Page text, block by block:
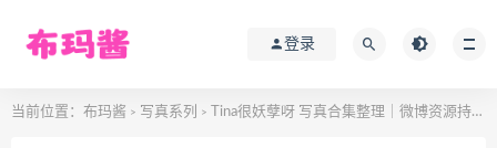
登录
当前位置： 布玛酱 > 写真系列 > Tina很妖孽呀 写真合集整理｜微博资源持续收录（更新至第37套）